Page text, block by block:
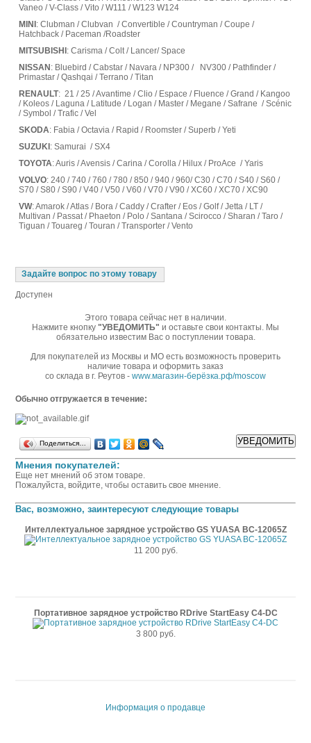
Vaneo / V-Class / Vito / W111 / W123 W124
MINI : Clubman / Clubvan / Convertible / Countryman / Coupe /
Hatchback / Paceman /Roadster
MITSUBISHI : Carisma / Colt / Lancer/ Space
NISSAN : Bluebird / Cabstar / Navara / NP300 / NV300 / Pathfinder /
Primastar / Qashqai / Terrano / Titan
RENAULT: 21 / 25 / Avantime / Clio / Espace / Fluence / Grand / Kangoo
/ Koleos / Laguna / Latitude / Logan / Master / Megane / Safrane / Scénic
/ Symbol / Trafic / Vel
SKODA: Fabia / Octavia / Rapid / Roomster / Superb / Yeti
SUZUKI : Samurai / SX4
TOYOTA: Auris / Avensis / Carina / Corolla / Hilux / ProAce / Yaris
VOLVO: 240 / 740 / 760 / 780 / 850 / 940 / 960/ C30 / C70 / S40 / S60 /
S70 / S80 / S90 / V40 / V50 / V60 / V70 / V90 / XC60 / XC70 / XC90
VW: Amarok / Atlas / Bora / Caddy / Crafter / Eos / Golf / Jetta / LT /
Multivan / Passat / Phaeton / Polo / Santana / Scirocco / Sharan / Taro /
Tiguan / Touareg / Touran / Transporter / Vento
Задайте вопрос по этому товару
Доступен
Этого товара сейчас нет в наличии.
Нажмите кнопку "УВЕДОМИТЬ" и оставьте свои контакты. Мы
обязательно известим Вас о поступлении товара.
Для покупателей из Москвы и МО есть возможность проверить
наличие товара и оформить заказ
со склада в г. Реутов - www.магазин-берёзка.рф/moscow
Обычно отгружается в течение:
Поделиться…
Мнения покупателей:
Еще нет мнений об этом товаре.
Пожалуйста, войдите, чтобы оставить свое мнение.
Вас, возможно, заинтересуют следующие товары
Интеллектуальное зарядное устройство GS YUASA BC-12065Z
11 200 руб.
Портативное зарядное устройство RDrive StartEasy C4-DC
3 800 руб.
Информация о продавце